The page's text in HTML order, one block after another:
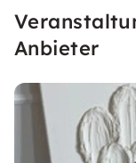
Anbieter